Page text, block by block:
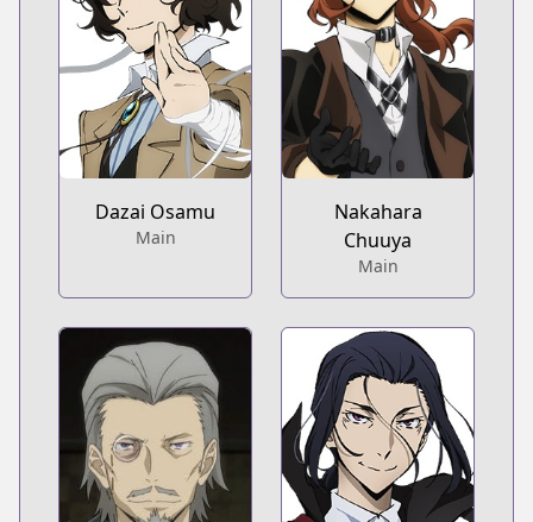
Dazai Osamu
Main
Nakahara
Chuuya
Main